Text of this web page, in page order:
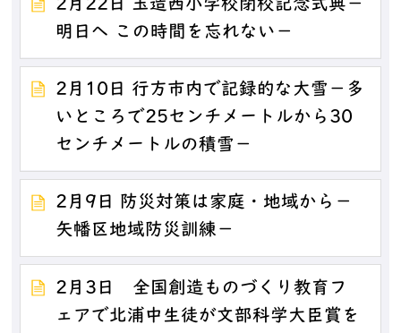
2月22日 玉造西小学校閉校記念式典－
明日へ この時間を忘れない－
2月10日 行方市内で記録的な大雪－多
いところで25センチメートルから30
センチメートルの積雪－
2月9日 防災対策は家庭・地域から－
矢幡区地域防災訓練－
2月3日 全国創造ものづくり教育フ
ェアで北浦中生徒が文部科学大臣賞を